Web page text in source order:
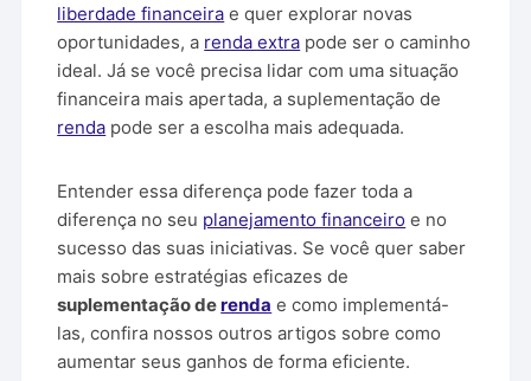
liberdade financeira e quer explorar novas
oportunidades, a renda extra pode ser o caminho
ideal. Já se você precisa lidar com uma situação
financeira mais apertada, a suplementação de
renda pode ser a escolha mais adequada.
Entender essa diferença pode fazer toda a
diferença no seu planejamento financeiro e no
sucesso das suas iniciativas. Se você quer saber
mais sobre estratégias eficazes de
suplementação derenda e como implementá-
las, confira nossos outros artigos sobre como
aumentar seus ganhos de forma eficiente.